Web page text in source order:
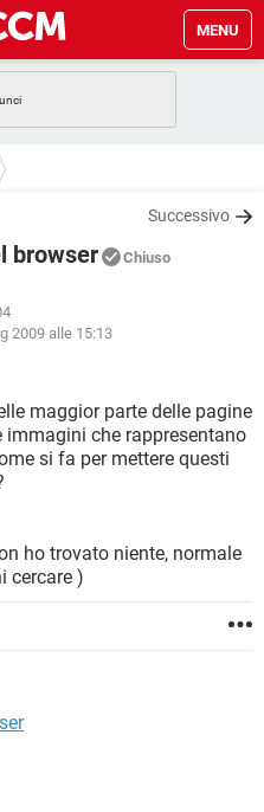
MENU
WHATSAPP
GAMING
WINDOWS 10
FACEBOOK
WHATSAPP
ANDROID
WINDOWS 10
Successivo
browser Chiuso
2009 alle 15:13
maggior parte delle pagine
che rappresentano
si fa per mettere questi
ho trovato niente, normale
cercare )